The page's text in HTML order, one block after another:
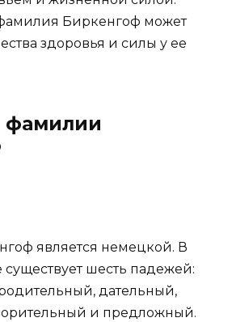
Биркенгоф может
здоровья и силы у ее
фамилии
является немецкой. В
шесть падежей:
дательный,
и предложный.